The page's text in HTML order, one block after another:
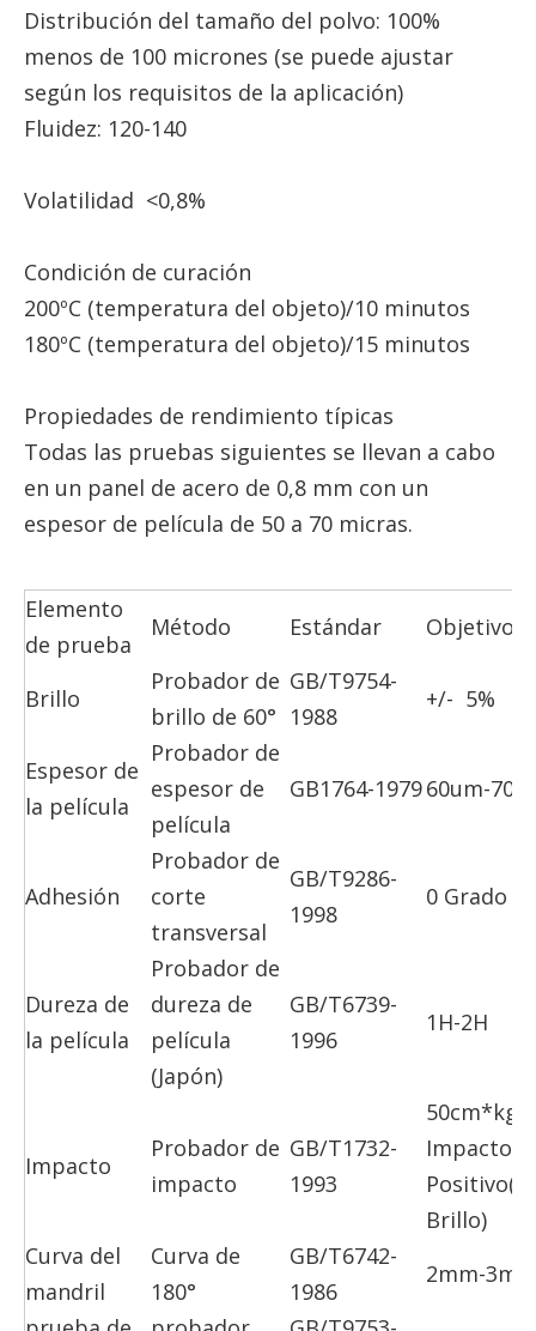
Distribución del tamaño del polvo: 100%
menos de 100 micrones (se puede ajustar
según los requisitos de la aplicación)
Fluidez: 120-140
Volatilidad <0,8%
Condición de curación
200ºC (temperatura del objeto)/10 minutos
180ºC (temperatura del objeto)/15 minutos
Propiedades de rendimiento típicas
Todas las pruebas siguientes se llevan a cabo
en un panel de acero de 0,8 mm con un
espesor de película de 50 a 70 micras.
Elemento
de prueba
Método Estándar Objetivo
Brillo
Probador de
brillo de 60°
GB/T9754-
1988
+/- 5%
Espesor de
la película
Probador de
espesor de
película
GB1764-197960um-
Adhesión
Probador de
corte
transversal
GB/T9286-
1998
0 Grado
Dureza de
la película
Probador de
dureza de
película
(Japón)
GB/T6739-
1996
1H-2H
Impacto
Probador de
impacto
GB/T1732-
1993
50cm*kg
Impacto
Brillo)
Curva del
mandril
Curva de
180°
GB/T6742-
1986
2mm-